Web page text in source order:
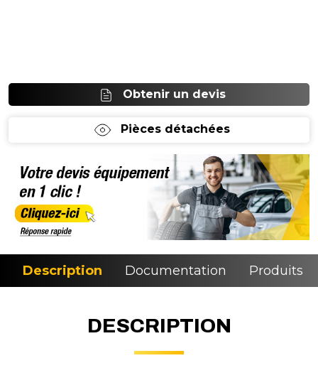
Obtenir un devis
Pièces détachées
Description Documentation Produits
DESCRIPTION